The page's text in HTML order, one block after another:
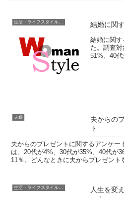
生活・ライフスタイル・家事 結婚に関
結婚に関
た。調査
51%、40
夫婦
夫からの
ト
夫からのプレゼントに関するアンケー
は、20代が4%、30代が35%、40代が
11％。どんなときに夫からプレゼン
生活・ライフスタイル・家事
人生を変